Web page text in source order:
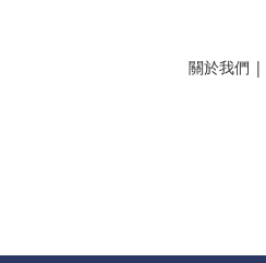
關於我們 |